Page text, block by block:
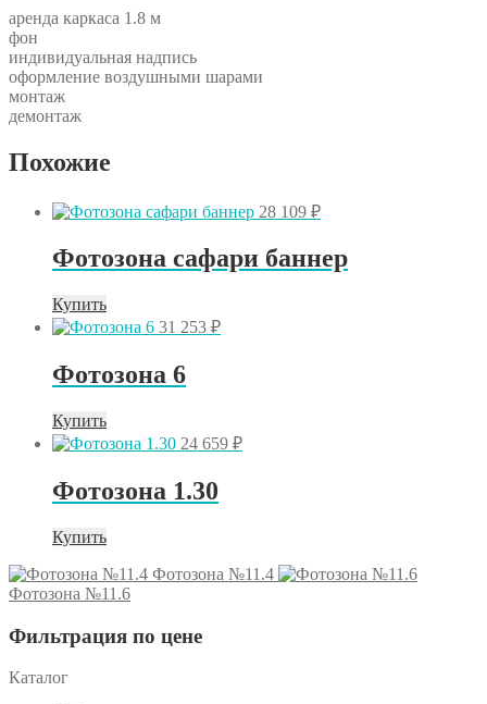
аренда каркаса 1.8 м
фон
индивидуальная надпись
оформление воздушными шарами
монтаж
демонтаж
Похожие
28 109 ₽
Фотозона сафари баннер
Купить
31 253 ₽
Фотозона 6
Купить
24 659 ₽
Фотозона 1.30
Купить
Фотозона №11.4
Фотозона №11.6
Фильтрация по цене
Каталог